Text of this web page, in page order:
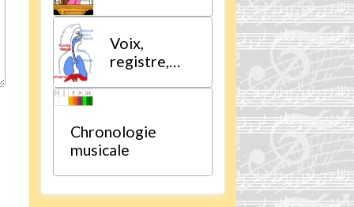
Voix,
registre,
Chronologie
musicale